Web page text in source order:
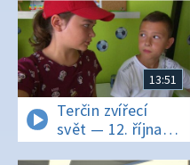
13:51
Terčin zvířecí
svět — 12. října
2018